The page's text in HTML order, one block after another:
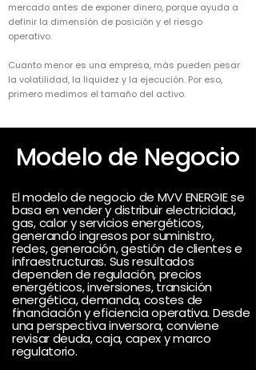
mercado antes de exponer dinero, porque ayuda a
definir la dimensión de posición y el riesgo
operativo.
Cuanto menor es una empresa, más pueden pesar
la volatilidad, la liquidez y la ejecución. Por eso,
primero medimos el tamaño del activo.
Modelo de Negocio
El modelo de negocio de MVV ENERGIE se
basa en vender y distribuir electricidad,
gas, calor y servicios energéticos,
generando ingresos por suministro,
redes, generación, gestión de clientes e
infraestructuras. Sus resultados
dependen de regulación, precios
energéticos, inversiones, transición
energética, demanda, costes de
financiación y eficiencia operativa. Desde
una perspectiva inversora, conviene
revisar deuda, caja, capex y marco
regulatorio.